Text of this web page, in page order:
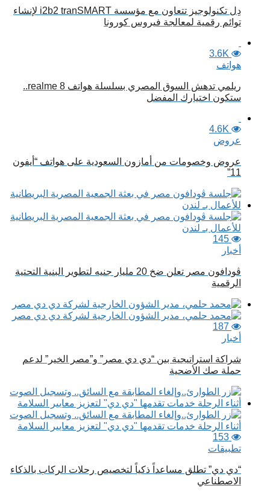
دِل تكنولوجيز تتعاون مع مؤسسة i2b2 tranSMART لإنشاء
توائم رقمية لمعالجة فيروس كورونا
3.6K
هواتف
ريلمي تدهش السوق المصري بسلسلة هواتف realme 8..
ستكون اختيارك المفضل
4.6K
عروض
عروض وخصومات من أمازون السعودية على هواتف “أيفون
11”
145
أخبار
ڤودافون مصر تعلن ضخ 20 مليار جنيه لتطوير البنية التحتية
الرقمية
187
أخبار
شراكة استراتيجية بين “دي دي مصر” و”مصر الخير” لدعم
حملة صك الأضحية
153
تطبيقات
“دي دي” تطلق مساعداً ذكياً لتخصيص رحلات الركاب بالذكاء
الاصطناعي